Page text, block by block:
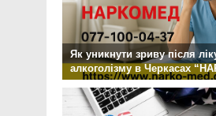
Як уникнути зриву після
алкоголізму в Черкасах